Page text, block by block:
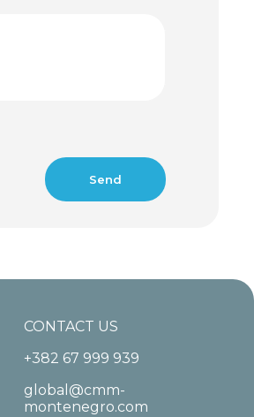
CONTACT US
+382 67 999 939
global@cmm-
montenegro.com